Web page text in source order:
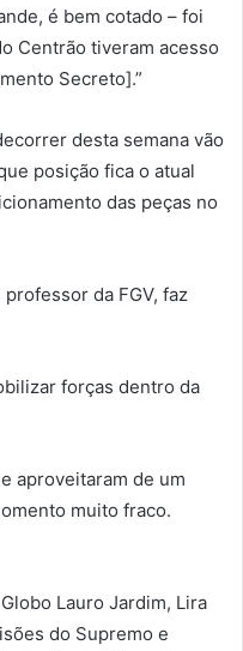
é bem cotado – foi
Centrão tiveram acesso
Secreto].”
desta semana vão
posição fica o atual
das peças no
da FGV, faz
forças dentro da
aproveitaram de um
muito fraco.
Lauro Jardim, Lira
do Supremo e